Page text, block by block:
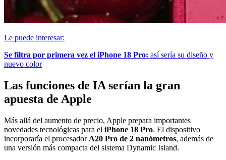
Le puede interesar:
Se filtra por primera vez el iPhone 18 Pro: así sería su diseño y
nuevo color
Las funciones de IA serían la gran
apuesta de Apple
Más allá del aumento de precio, Apple prepara importantes
novedades tecnológicas para el iPhone 18 Pro. El dispositivo
incorporaría el procesador A20 Pro de 2 nanómetros, además de
una versión más compacta del sistema Dynamic Island.